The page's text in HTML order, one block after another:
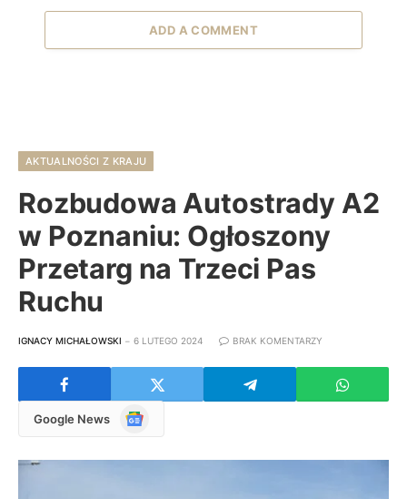
ADD A COMMENT
AKTUALNOŚCI Z KRAJU
Rozbudowa Autostrady A2
w Poznaniu: Ogłoszony
Przetarg na Trzeci Pas
Ruchu
IGNACY MICHAŁOWSKI 6 LUTEGO 2024 BRAK KOMENTARZY
Google News
Google